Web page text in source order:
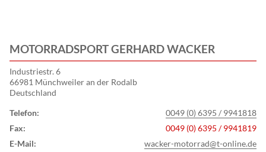
MOTORRADSPORT GERHARD WACKER
Industriestr. 6
66981 Münchweiler an der Rodalb
Deutschland
Telefon:
0049 (0) 6395 / 9941818
Fax:
0049 (0) 6395 / 9941819
E-Mail:
wacker-motorrad@t-online.de